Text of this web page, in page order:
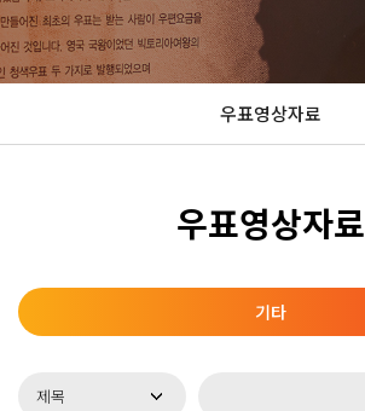
우표영상자료
우표영상자료
기타